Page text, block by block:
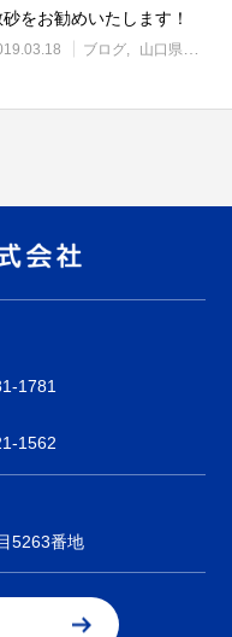
をお勧めいたします！
ブログ 山口県の土場渡し・野積み場
1781
1562
5263番地